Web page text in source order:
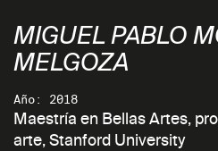
MIGUEL PABLO
MELGOZA
Año: 2018
Maestría en Bellas Artes,
arte, Stanford University